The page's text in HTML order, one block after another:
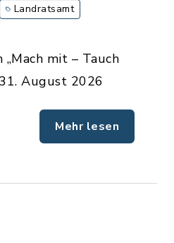
Landratsamt
mit – Tauch
August 2026
Mehr lesen